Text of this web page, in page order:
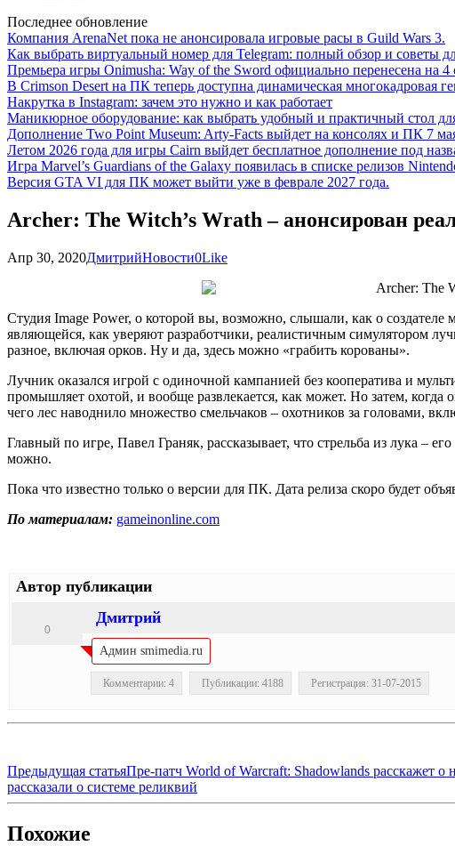
Последнее обновление
Компания ArenaNet пока не анонсировала игровые расы в Guild Wars 3.
Как выбрать виртуальный номер для Telegram: полный обзор и советы
Премьера игры Onimusha: Way of the Sword официально перенесена на 4
В Crimson Desert на ПК теперь доступна динамическая многокадровая
Накрутка в Instagram: зачем это нужно и как работает
Маникюрное оборудование: как выбрать удобный и практичный стол
Дополнение Two Point Museum: Arty-Facts выйдет на консолях и ПК 7
Летом 2026 года для игры Cairn выйдет бесплатное дополнение под
Игра Marvel’s Guardians of the Galaxy появилась в списке релизов
Версия GTA VI для ПК может выйти уже в феврале 2027 года.
Archer: The Witch’s Wrath – анонсирован
Апр 30, 2020ДмитрийНовости0Like
Студия Image Power, о которой вы, возможно, слышали, как о
являющейся, как уверяют разработчики, реалистичным симулятором
разное, включая орков. Ну и да, здесь можно «грабить корованы».
Лучник оказался игрой с одиночной кампанией без кооператива и
промышляет охотой, и вообще развлекается, как может. Но затем, когда
чего лес наводнило множество смельчаков – охотников за головами,
Главный по игре, Павел Граняк, рассказывает, что стрельба из лука –
можно.
Пока что известно только о версии для ПК. Дата релиза скоро будет
По материалам: gameinonline.com
Автор публикации
Дмитрий
0
Админ smimedia.ru
Комментарии: 4 Публикации: 4188 Регистрация: 31-07-2015
Предыдущая статьяПре-патч World of Warcraft: Shadowlands расскажет
рассказали о системе реликвий
Похожие